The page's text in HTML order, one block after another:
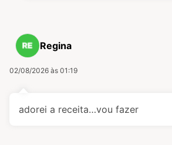
Regina
02/08/2026 às 01:19
adorei a receita…vou fazer